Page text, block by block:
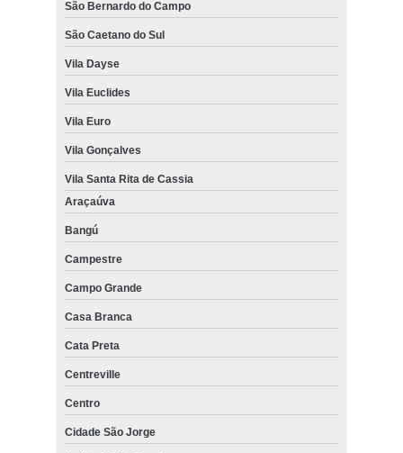
São Bernardo do Campo
São Caetano do Sul
Vila Dayse
Vila Euclides
Vila Euro
Vila Gonçalves
Vila Santa Rita de Cassia
Araçaúva
Bangú
Campestre
Campo Grande
Casa Branca
Cata Preta
Centreville
Centro
Cidade São Jorge